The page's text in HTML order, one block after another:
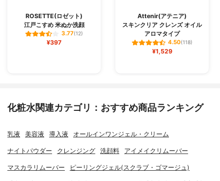
ROSETTE(ロゼット)
江戸こすめ 米ぬか洗顔
3.77(12)
¥397
Attenir(アテニア)
スキンクリア クレンズ オイル
アロマタイプ
4.50(118)
¥1,529
化粧水関連カテゴリ：おすすめ商品ランキング
乳液 美容液 導入液 オールインワンジェル・クリーム
ナイトパウダー クレンジング 洗顔料 アイメイクリムーバー
マスカラリムーバー ピーリングジェル(スクラブ・ゴマージュ)